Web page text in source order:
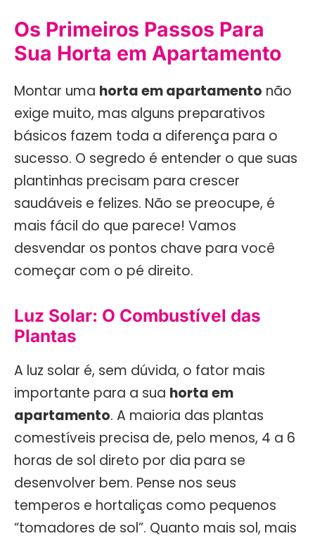
Os Primeiros Passos Para
Sua Horta em Apartamento
Montar uma horta em apartamento não
exige muito, mas alguns preparativos
básicos fazem toda a diferença para o
sucesso. O segredo é entender o que suas
plantinhas precisam para crescer
saudáveis e felizes. Não se preocupe, é
mais fácil do que parece! Vamos
desvendar os pontos chave para você
começar com o pé direito.
Luz Solar: O Combustível das
Plantas
A luz solar é, sem dúvida, o fator mais
importante para a sua horta em
apartamento. A maioria das plantas
comestíveis precisa de, pelo menos, 4 a 6
horas de sol direto por dia para se
desenvolver bem. Pense nos seus
temperos e hortaliças como pequenos
“tomadores de sol”. Quanto mais sol, mais